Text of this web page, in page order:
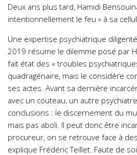
Deux ans plus tard, Hamidi
intentionnellement le feu » à sa
Une expertise psychiatrique
2019 résume le dilemme posé par
fait état des « troubles
quadragénaire, mais le considère
ses actes. Avant sa dernière
avec un couteau, un autre
conclusions : le discernement du
mais pas aboli. Il peut donc être
procureur, on se retrouve face à
explique Frédéric Teillet. Faute de